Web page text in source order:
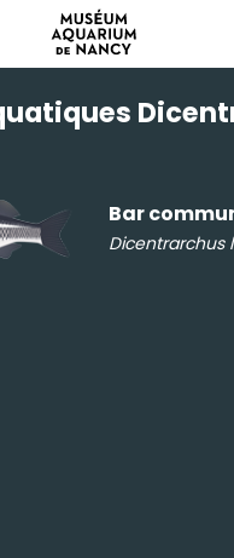
Bar
Dicentrarchus